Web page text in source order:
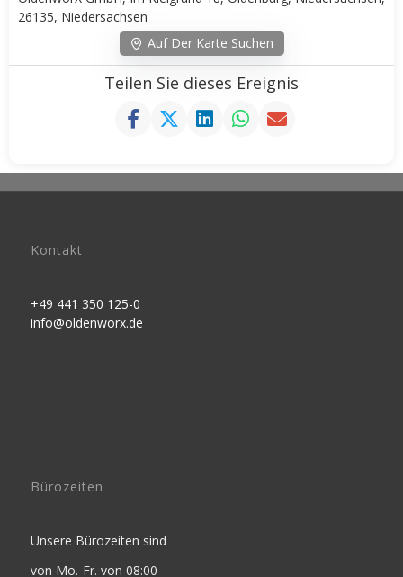
26135, Niedersachsen
Auf Der Karte Suchen
Teilen Sie dieses Ereignis
Kontakt
+49 441 350 125-0
info@oldenworx.de
Bürozeiten
Unsere Bürozeiten sind
von Mo.-Fr. von 08:00-